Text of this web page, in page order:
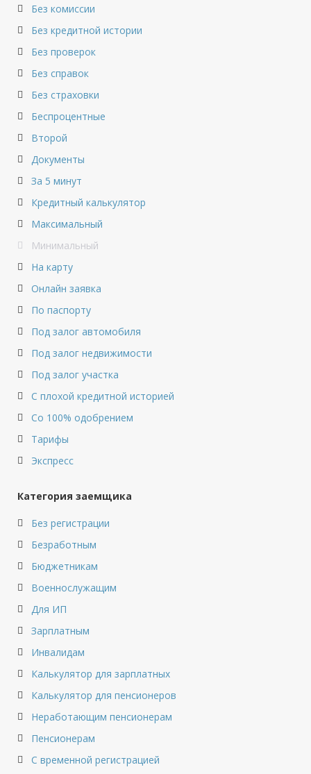
Без комиссии
Без кредитной истории
Без проверок
Без справок
Без страховки
Беспроцентные
Второй
Документы
За 5 минут
Кредитный калькулятор
Максимальный
Минимальный
На карту
Онлайн заявка
По паспорту
Под залог автомобиля
Под залог недвижимости
Под залог участка
С плохой кредитной историей
Со 100% одобрением
Тарифы
Экспресс
Категория заемщика
Без регистрации
Безработным
Бюджетникам
Военнослужащим
Для ИП
Зарплатным
Инвалидам
Калькулятор для зарплатных
Калькулятор для пенсионеров
Неработающим пенсионерам
Пенсионерам
С временной регистрацией